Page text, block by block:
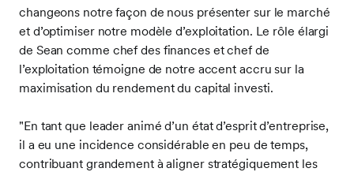
changeons notre façon de nous présenter sur le marché
et d’optimiser notre modèle d’exploitation. Le rôle élargi
de Sean comme chef des finances et chef de
l’exploitation témoigne de notre accent accru sur la
maximisation du rendement du capital investi.
"En tant que leader animé d’un état d’esprit d’entreprise,
il a eu une incidence considérable en peu de temps,
contribuant grandement à aligner stratégiquement les